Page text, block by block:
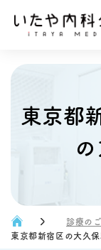
東京都
診療の
東京都新宿区の大久